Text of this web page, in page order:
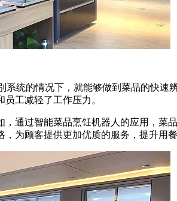
统的情况下，就能够做到菜品的快速
工减轻了工作压力。
通过智能菜品烹饪机器人的应用，菜
为顾客提供更加优质的服务，提升用餐